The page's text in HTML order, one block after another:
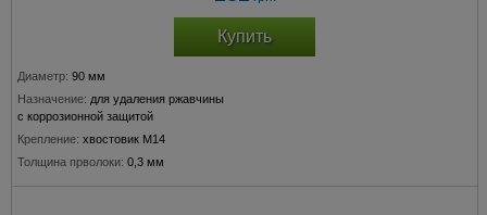
Купить
Диаметр: 90 мм
Назначение: для удаления ржавчины
с коррозионной защитой
Крепление: хвостовик М14
Толщина прволоки: 0,3 мм
Подходит для модели: 180, 230 мм